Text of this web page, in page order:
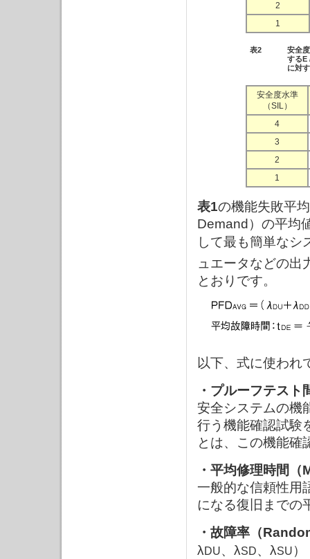
2
1
表2
安全
するE
に対
安全度水準
（SIL）
4
3
2
1
表1の機能失敗平
Demand）の平均
して最も簡単なシ
ュエータなどの出
とおりです。
以下、式に使われ
・プルーフテス
安全システムの機
行う機能確認試験
とは、この機能確
・平均修理時間
一般的な信頼性用
になる復旧までの
・故障率（
λDU、λSD、λSU ）